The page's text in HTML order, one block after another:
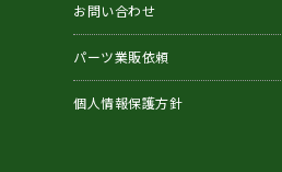
お問い合わせ
パーツ業販依頼
個人情報保護方針